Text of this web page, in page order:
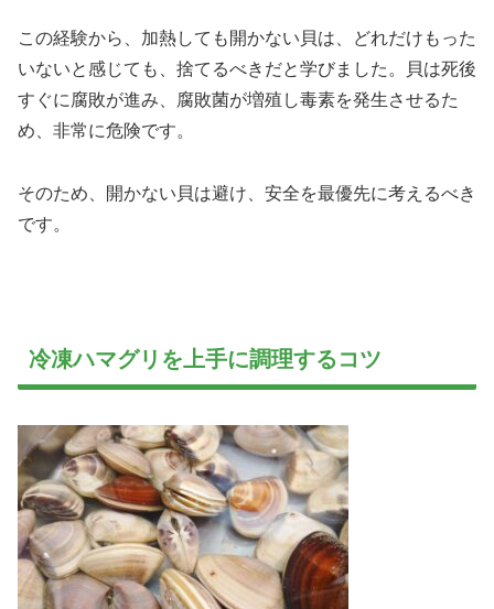
この経験から、加熱しても開かない貝は、どれだけもった
いないと感じても、捨てるべきだと学びました。貝は死後
すぐに腐敗が進み、腐敗菌が増殖し毒素を発生させるた
め、非常に危険です。
そのため、開かない貝は避け、安全を最優先に考えるべき
です。
冷凍ハマグリを上手に調理するコツ